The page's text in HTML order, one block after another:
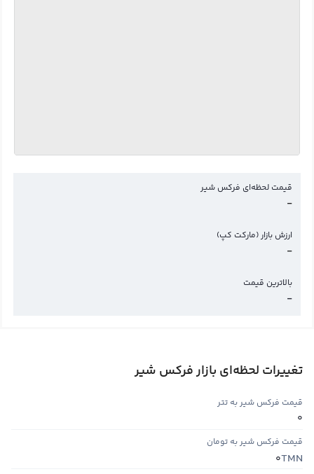
قیمت لحظه‌ای فرکس شیر
-
ارزش بازار (مارکت کپ)
-
بالاترین قیمت
-
تغییرات لحظه‌ای بازار فرکس شیر
قیمت فرکس شیر به تتر
0
قیمت فرکس شیر به تومان
TMN
0